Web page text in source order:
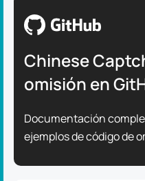
Chinese
omisión en
Documentación
ejemplos de código de